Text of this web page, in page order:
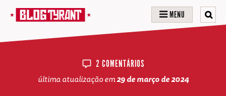
MENU
2 COMENTÁRIOS
última atualização em29 de março de 2024